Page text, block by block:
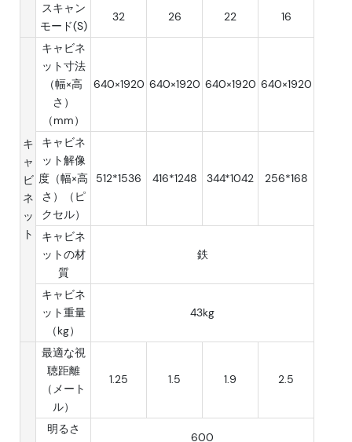
スキャン
モード(S)
32 26 22 16
キ
ャ
ビ
ネ
ッ
ト
キャビネ
ット寸法
（幅×高
さ）
（mm）
640×1920 640×1920 640×1920 640×1920
キャビネ
ット解像
度（幅×高
さ）（ピ
クセル）
512*1536 416*1248 344*1042 256*168
キャビネ
ットの材
質
鉄
キャビネ
ット重量
（kg）
43kg
最適な視
聴距離
（メート
ル）
1.25 1.5 1.9 2.5
明るさ
600